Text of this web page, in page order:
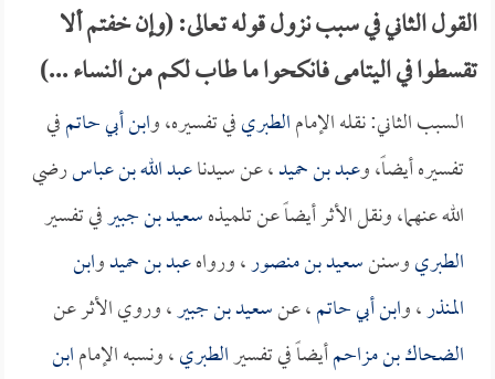
القول الثاني في سبب نزول قوله تعالى: (وإن خفتم ألا
تقسطوا في اليتامى فانكحوا ما طاب لكم من النساء ...)
السبب الثاني: نقله الإمامالطبريفي تفسيره، وابن أبي حاتمفي
تفسيره أيضاً، وعبد بن حميد، عن سيدناعبد الله بن عباسرضي
الله عنهما، ونقل الأثر أيضاً عن تلميذهسعيد بن جبيرفي تفسير
الطبريوسننسعيد بن منصور، ورواهعبد بن حميدوابن
المنذر، وابن أبي حاتم، عنسعيد بن جبير، وروي الأثر عن
الضحاك بن مزاحمأيضاً في تفسيرالطبري، ونسبه الإمامابن